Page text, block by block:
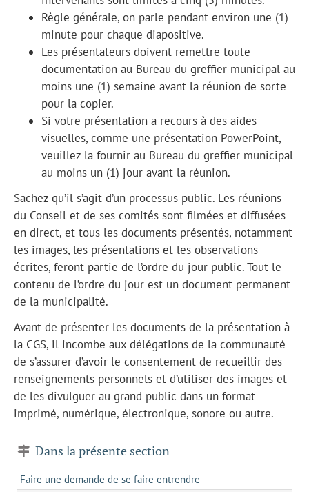
Règle générale, on parle pendant environ une (1)
minute pour chaque diapositive.
Les présentateurs doivent remettre toute
documentation au Bureau du greffier municipal au
moins une (1) semaine avant la réunion de sorte
pour la copier.
Si votre présentation a recours à des aides
visuelles, comme une présentation PowerPoint,
veuillez la fournir au Bureau du greffier municipal
au moins un (1) jour avant la réunion.
Sachez qu’il s’agit d’un processus public. Les réunions
du Conseil et de ses comités sont filmées et diffusées
en direct, et tous les documents présentés, notamment
les images, les présentations et les observations
écrites, feront partie de l’ordre du jour public. Tout le
contenu de l’ordre du jour est un document permanent
de la municipalité.
Avant de présenter les documents de la présentation à
la CGS, il incombe aux délégations de la communauté
de s’assurer d’avoir le consentement de recueillir des
renseignements personnels et d’utiliser des images et
de les divulguer au grand public dans un format
imprimé, numérique, électronique, sonore ou autre.
Dans la présente section
Faire une demande de se faire entrendre